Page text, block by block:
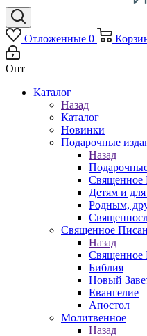
Отложенные 0
Опт
Каталог
Назад
Каталог
Новинки
Подарочные
Назад
Священное
Детям и
Родным,
Священное
Назад
Священное
Библия
Новый
Евангелие
Апостол
Молитвенное
Назад